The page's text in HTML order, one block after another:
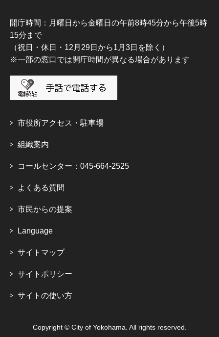
開庁時間：月曜日から金曜日の午前8時45分から午後5時
15分まで
（祝日・休日・12月29日から1月3日を除く）
※一部の窓口では開庁時間が異なる場合があります
市役所アクセス・駐車場
組織案内
コールセンター：045-664-2525
よくある質問
市民からの提案
Language
サイトマップ
サイトポリシー
サイトの使い方
Copyright © City of Yokohama. All rights reserved.